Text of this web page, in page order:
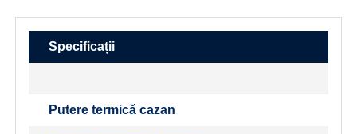
Specificații
Putere termică cazan